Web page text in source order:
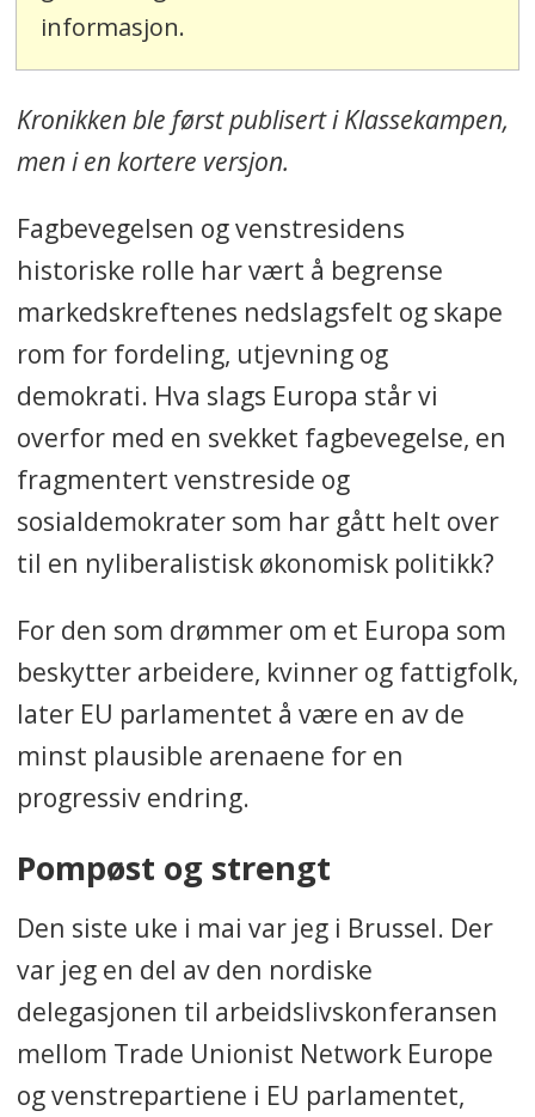
informasjon.
Kronikken ble først publisert i Klassekampen,
men i en kortere versjon.
Fagbevegelsen og venstresidens
historiske rolle har vært å begrense
markedskreftenes nedslagsfelt og skape
rom for fordeling, utjevning og
demokrati. Hva slags Europa står vi
overfor med en svekket fagbevegelse, en
fragmentert venstreside og
sosialdemokrater som har gått helt over
til en nyliberalistisk økonomisk politikk?
For den som drømmer om et Europa som
beskytter arbeidere, kvinner og fattigfolk,
later EU parlamentet å være en av de
minst plausible arenaene for en
progressiv endring.
Pompøst og strengt
Den siste uke i mai var jeg i Brussel. Der
var jeg en del av den nordiske
delegasjonen til arbeidslivskonferansen
mellom Trade Unionist Network Europe
og venstrepartiene i EU parlamentet,